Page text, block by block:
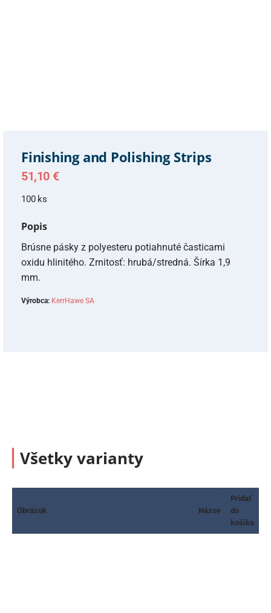
Finishing and Polishing Strips
51,10 €
100 ks
Popis
Brúsne pásky z polyesteru potiahnuté časticami
oxidu hlinitého. Zrnitosť: hrubá/stredná. Šírka 1,9
mm.
Výrobca: KerrHawe SA
Všetky varianty
Obrázok Názov
Pridať
do
košíka